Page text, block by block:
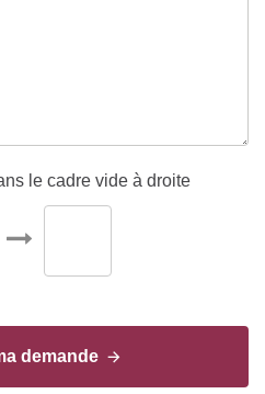
le cadre vide à droite
demande